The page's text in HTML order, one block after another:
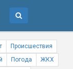
Происшествия
Погода
ЖКХ